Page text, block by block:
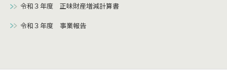
令和３年度 正味財産増減計算書
令和３年度 事業報告